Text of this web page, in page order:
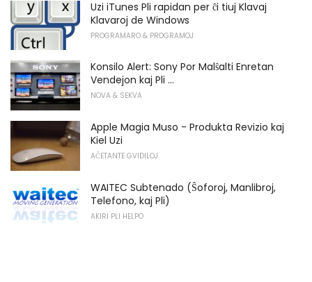
Uzi iTunes Pli rapidan per ĉi tiuj Klavaj
Klavaroj de Windows
PROGRAMARO & PROGRAMOJ
Konsilo Alert: Sony Por Malŝalti Enretan
Vendejon kaj Pli ...
NOVA & SEKVA
Apple Magia Muso - Produkta Revizio kaj
Kiel Uzi
AĈETANTE GVIDILOJ
WAITEC Subtenado (Ŝoforoj, Manlibroj,
Telefono, kaj Pli)
AKIRI PLI HELPO